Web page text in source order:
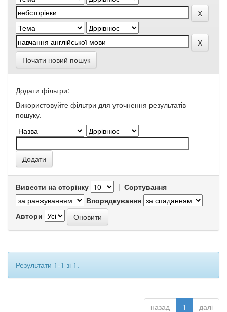
Почати новий пошук
Додати фільтри:
Використовуйте фільтри для уточнення результатів
пошуку.
Вивести на сторінку | Сортування
Впорядкування
Автори
Результати 1-1 зі 1.
назад 1 далі